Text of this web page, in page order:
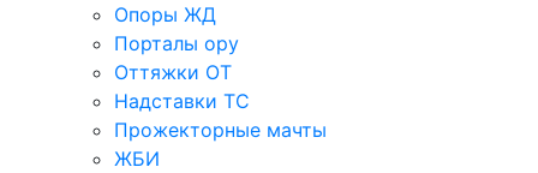
Опоры ЖД
Порталы ору
Оттяжки ОТ
Надставки ТС
Прожекторные мачты
ЖБИ